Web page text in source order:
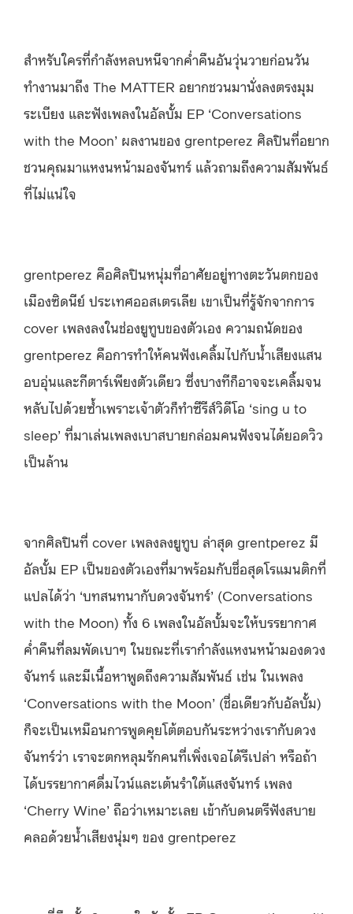
สำหรับใครที่กำลังหลบหนีจากค่ำคืนอันวุ่นวายก่อนวัน
ทำงานมาถึง The MATTER อยากชวนมานั่งลงตรงมุม
ระเบียง และฟังเพลงในอัลบั้ม EP ‘Conversations
with the Moon’ ผลงานของ grentperez ศิลปินที่อยาก
ชวนคุณมาแหงนหน้ามองจันทร์ แล้วถามถึงความสัมพันธ์
ที่ไม่แน่ใจ
grentperez คือศิลปินหนุ่มที่อาศัยอยู่ทางตะวันตกของ
เมืองซิดนีย์ ประเทศออสเตรเลีย เขาเป็นที่รู้จักจากการ
cover เพลงลงในช่องยูทูบของตัวเอง ความถนัดของ
grentperez คือการทำให้คนฟังเคลิ้มไปกับน้ำเสียงแสน
อบอุ่นและกีตาร์เพียงตัวเดียว ซึ่งบางทีก็อาจจะเคลิ้มจน
หลับไปด้วยซ้ำเพราะเจ้าตัวก็ทำซีรีส์วิดีโอ ‘sing u to
sleep’ ที่มาเล่นเพลงเบาสบายกล่อมคนฟังจนได้ยอดวิว
เป็นล้าน
จากศิลปินที่ cover เพลงลงยูทูบ ล่าสุด grentperez มี
อัลบั้ม EP เป็นของตัวเองที่มาพร้อมกับชื่อสุดโรแมนติกที่
แปลได้ว่า ‘บทสนทนากับดวงจันทร์’ (Conversations
with the Moon) ทั้ง 6 เพลงในอัลบั้มจะให้บรรยากาศ
ค่ำคืนที่ลมพัดเบาๆ ในขณะที่เรากำลังแหงนหน้ามองดวง
จันทร์ และมีเนื้อหาพูดถึงความสัมพันธ์ เช่น ในเพลง
‘Conversations with the Moon’ (ชื่อเดียวกับอัลบั้ม)
ก็จะเป็นเหมือนการพูดคุยโต้ตอบกันระหว่างเรากับดวง
จันทร์ว่า เราจะตกหลุมรักคนที่เพิ่งเจอได้รึเปล่า หรือถ้า
ได้บรรยากาศดื่มไวน์และเต้นรำใต้แสงจันทร์ เพลง
‘Cherry Wine’ ถือว่าเหมาะเลย เข้ากับดนตรีฟังสบาย
คลอด้วยน้ำเสียงนุ่มๆ ของ grentperez